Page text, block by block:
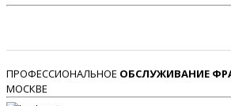
ПРОФЕССИОНАЛЬНОЕ ОБСЛУЖИВАНИЕ
МОСКВЕ